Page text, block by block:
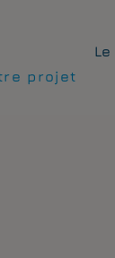
projet